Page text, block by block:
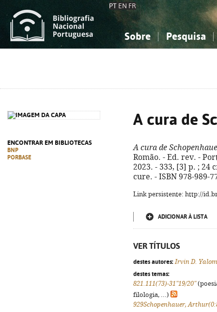
PT EN FR
Sobre Pesquisa
ENCONTRAR EM BIBLIOTECAS
BNP
PORBASE
A cura de
A cura de
Romão. - Ed. rev. -
2023. - 333, [3] p. ; 24
cure. - ISBN 978-989-
Link persistente: http://
ADICIONAR À LISTA
VER TÍTULOS
destes autores: Irvin D. Yalom
destes temas:
821.111(73)-31"19/20"
filologia, ...)
929Schopenhauer,